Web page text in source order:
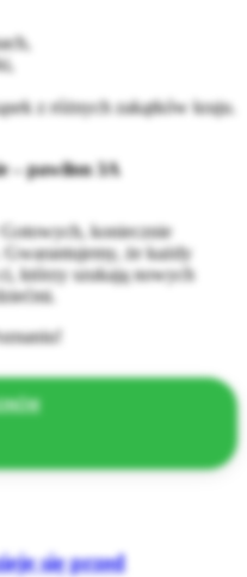
z różnych zakątków kraju.
– pawilon 3A
koniecznie
że każdy
którzy szukają nowych
się przed